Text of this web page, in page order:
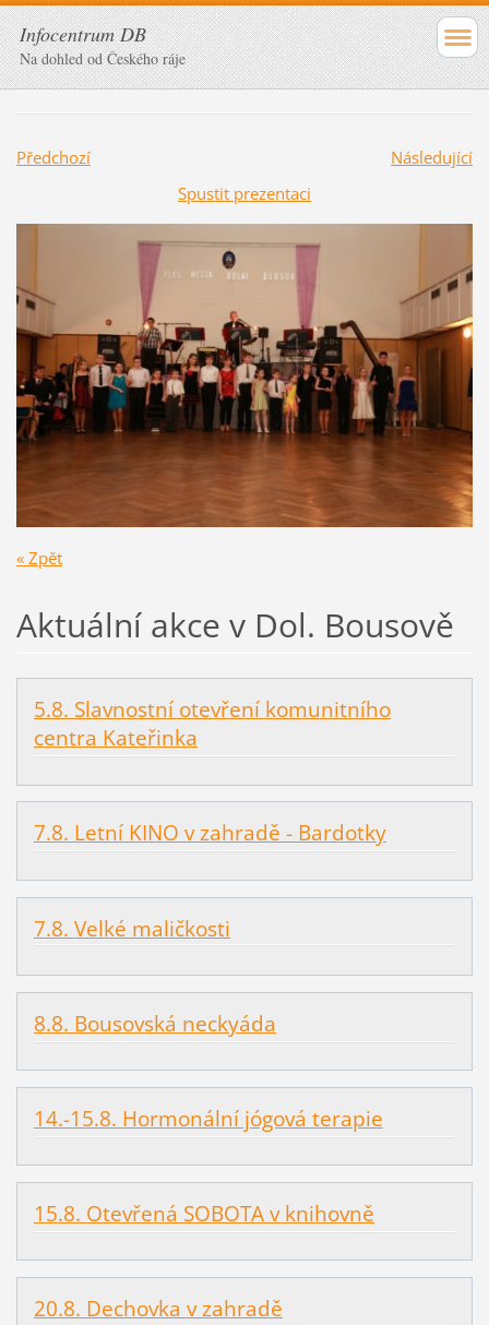
Infocentrum DB
Na dohled od Českého ráje
Předchozí
Následující
Spustit prezentaci
« Zpět
Aktuální akce v Dol. Bousově
5.8. Slavnostní otevření komunitního
centra Kateřinka
7.8. Letní KINO v zahradě - Bardotky
7.8. Velké maličkosti
8.8. Bousovská neckyáda
14.-15.8. Hormonální jógová terapie
15.8. Otevřená SOBOTA v knihovně
20.8. Dechovka v zahradě